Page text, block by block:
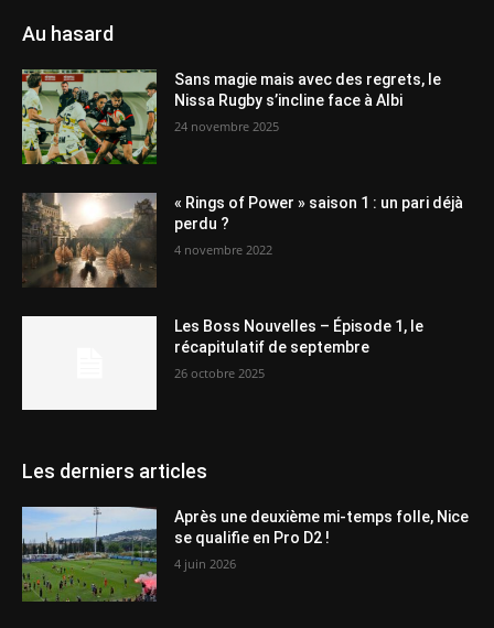
Au hasard
Sans magie mais avec des regrets, le
Nissa Rugby s’incline face à Albi
24 novembre 2025
« Rings of Power » saison 1 : un pari déjà
perdu ?
4 novembre 2022
Les Boss Nouvelles – Épisode 1, le
récapitulatif de septembre
26 octobre 2025
Les derniers articles
Après une deuxième mi-temps folle, Nice
se qualifie en Pro D2 !
4 juin 2026